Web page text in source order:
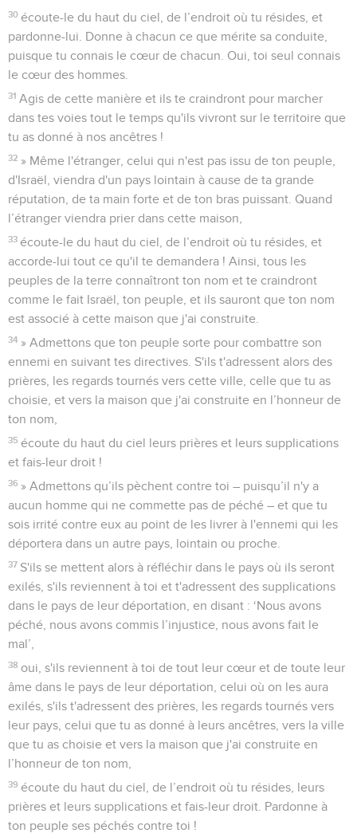
30 écoute-le du haut du ciel, de l’endroit où tu résides, et
pardonne-lui. Donne à chacun ce que mérite sa conduite,
puisque tu connais le cœur de chacun. Oui, toi seul connais
le cœur des hommes.
31 Agis de cette manière et ils te craindront pour marcher
dans tes voies tout le temps qu'ils vivront sur le territoire que
tu as donné à nos ancêtres !
32 » Même l'étranger, celui qui n'est pas issu de ton peuple,
d'Israël, viendra d'un pays lointain à cause de ta grande
réputation, de ta main forte et de ton bras puissant. Quand
l’étranger viendra prier dans cette maison,
33 écoute-le du haut du ciel, de l’endroit où tu résides, et
accorde-lui tout ce qu'il te demandera ! Ainsi, tous les
peuples de la terre connaîtront ton nom et te craindront
comme le fait Israël, ton peuple, et ils sauront que ton nom
est associé à cette maison que j'ai construite.
34 » Admettons que ton peuple sorte pour combattre son
ennemi en suivant tes directives. S'ils t'adressent alors des
prières, les regards tournés vers cette ville, celle que tu as
choisie, et vers la maison que j'ai construite en l’honneur de
ton nom,
35 écoute du haut du ciel leurs prières et leurs supplications
et fais-leur droit !
36 » Admettons qu’ils pèchent contre toi – puisqu’il n'y a
aucun homme qui ne commette pas de péché – et que tu
sois irrité contre eux au point de les livrer à l'ennemi qui les
déportera dans un autre pays, lointain ou proche.
37 S'ils se mettent alors à réfléchir dans le pays où ils seront
exilés, s'ils reviennent à toi et t'adressent des supplications
dans le pays de leur déportation, en disant : ‘Nous avons
péché, nous avons commis l’injustice, nous avons fait le
mal’,
38 oui, s'ils reviennent à toi de tout leur cœur et de toute leur
âme dans le pays de leur déportation, celui où on les aura
exilés, s'ils t'adressent des prières, les regards tournés vers
leur pays, celui que tu as donné à leurs ancêtres, vers la ville
que tu as choisie et vers la maison que j'ai construite en
l’honneur de ton nom,
39 écoute du haut du ciel, de l’endroit où tu résides, leurs
prières et leurs supplications et fais-leur droit. Pardonne à
ton peuple ses péchés contre toi !